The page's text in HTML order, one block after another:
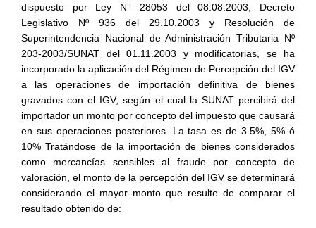
dispuesto por Ley N° 28053 del 08.08.2003, Decreto
Legislativo Nº 936 del 29.10.2003 y Resolución de
Superintendencia Nacional de Administración Tributaria Nº
203-2003/SUNAT del 01.11.2003 y modificatorias, se ha
incorporado la aplicación del Régimen de Percepción del IGV
a las operaciones de importación definitiva de bienes
gravados con el IGV, según el cual la SUNAT percibirá del
importador un monto por concepto del impuesto que causará
en sus operaciones posteriores. La tasa es de 3.5%, 5% ó
10% Tratándose de la importación de bienes considerados
como mercancías sensibles al fraude por concepto de
valoración, el monto de la percepción del IGV se determinará
considerando el mayor monto que resulte de comparar el
resultado obtenido de: